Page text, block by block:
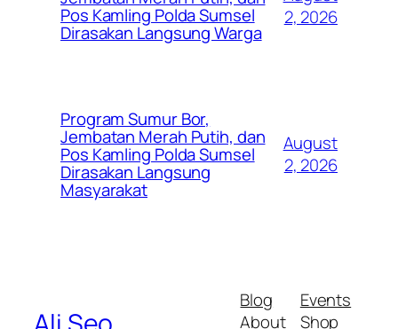
Pos Kamling Polda Sumsel
Dirasakan Langsung Warga
2, 2026
Program Sumur Bor,
Jembatan Merah Putih, dan
Pos Kamling Polda Sumsel
Dirasakan Langsung
Masyarakat
August
2, 2026
Blog
About
Events
Shop